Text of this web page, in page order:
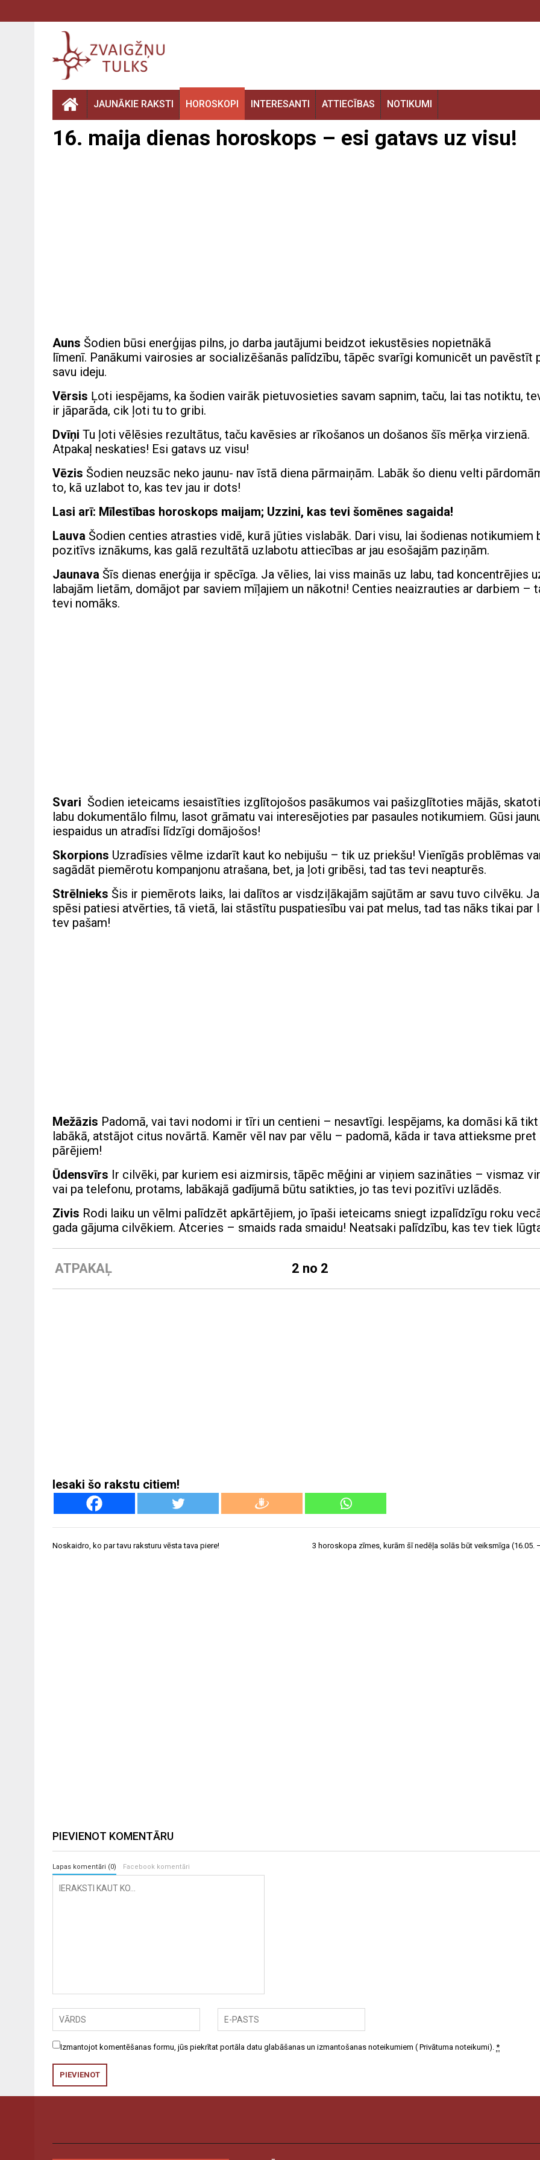
JAUNĀKIE RAKSTI HOROSKOPI INTERESANTI ATTIECĪBAS NOTIKUMI
16. maija dienas horoskops – esi gatavs uz visu!
Auns Šodien būsi enerģijas pilns, jo darba jautājumi beidzot iekustēsies nopietnākā
līmenī. Panākumi vairosies ar socializēšanās palīdzību, tāpēc svarīgi komunicēt un pavēstīt
savu ideju.
Vērsis Ļoti iespējams, ka šodien vairāk pietuvosieties savam sapnim, taču, lai tas notiktu,
ir jāparāda, cik ļoti tu to gribi.
Dvīņi Tu ļoti vēlēsies rezultātus, taču kavēsies ar rīkošanos un došanos šīs mērķa virzienā.
Atpakaļ neskaties! Esi gatavs uz visu!
Vēzis Šodien neuzsāc neko jaunu- nav īstā diena pārmaiņām. Labāk šo dienu velti
to, kā uzlabot to, kas tev jau ir dots!
Lasi arī: Mīlestības horoskops maijam; Uzzini, kas tevi šomēnes sagaida!
Lauva Šodien centies atrasties vidē, kurā jūties vislabāk. Dari visu, lai šodienas notikumiem
pozitīvs iznākums, kas galā rezultātā uzlabotu attiecības ar jau esošajām paziņām.
Jaunava Šīs dienas enerģija ir spēcīga. Ja vēlies, lai viss mainās uz labu, tad koncentrējies
labajām lietām, domājot par saviem mīļajiem un nākotni! Centies neaizrauties ar darbiem –
tevi nomāks.
Svari Šodien ieteicams iesaistīties izglītojošos pasākumos vai pašizglītoties mājās,
labu dokumentālo filmu, lasot grāmatu vai interesējoties par pasaules notikumiem. Gūsi
iespaidus un atradīsi līdzīgi domājošos!
Skorpions Uzradīsies vēlme izdarīt kaut ko nebijušu – tik uz priekšu! Vienīgās problēmas
sagādāt piemērotu kompanjonu atrašana, bet, ja ļoti gribēsi, tad tas tevi neapturēs.
Strēlnieks Šis ir piemērots laiks, lai dalītos ar visdziļākajām sajūtām ar savu tuvo cilvēku. Ja
spēsi patiesi atvērties, tā vietā, lai stāstītu puspatiesību vai pat melus, tad tas nāks tikai par
tev pašam!
Mežāzis Padomā, vai tavi nodomi ir tīri un centieni – nesavtīgi. Iespējams, ka domāsi kā
labākā, atstājot citus novārtā. Kamēr vēl nav par vēlu – padomā, kāda ir tava attieksme pret
pārējiem!
Ūdensvīrs Ir cilvēki, par kuriem esi aizmirsis, tāpēc mēģini ar viņiem sazināties – vismaz
vai pa telefonu, protams, labākajā gadījumā būtu satikties, jo tas tevi pozitīvi uzlādēs.
Zivis Rodi laiku un vēlmi palīdzēt apkārtējiem, jo īpaši ieteicams sniegt izpalīdzīgu roku
gada gājuma cilvēkiem. Atceries – smaids rada smaidu! Neatsaki palīdzību, kas tev tiek
ATPAKAĻ 2 no 2
Iesaki šo rakstu citiem!
Ziņu
Noskaidro, ko par tavu raksturu vēsta tava piere! 3 horoskopa zīmes, kurām šī nedēļa solās būt veiksmīga (16.05.
PIEVIENOT KOMENTĀRU
Lapas komentāri (0) Facebook komentāri
Izmantojot komentēšanas formu, jūs piekrītat portāla datu glabāšanas un izmantošanas noteikumiem ( Privātuma noteikumi). *